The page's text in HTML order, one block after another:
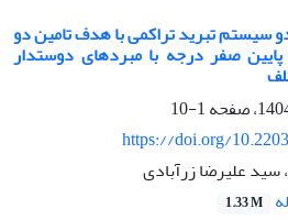
سیستم تبرید تراکمی با هدف تامین دو
صفر درجه با مبردهای دوستدار
1-10
https://doi.org/
علیرضا زرآبادی
1.33 M